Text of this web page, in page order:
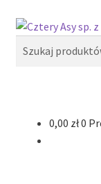
Przejdź
nawigacji
Przejdź
Szukaj
Produkty
0,00 zł0